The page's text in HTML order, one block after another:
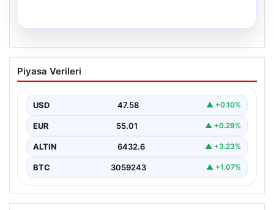
Merkez Bankası Nisan Ayı Faiz Kararını
Ne Zaman Açıklayacak? Ekonomistlerin
Türkiye Cumhuriyet Merkez Bankası (TCMB), Nisan ayı
düzenleyecek.…
Piyasa Verileri
USD 47.58 ▲ +0.10%
EUR 55.01 ▲ +0.29%
ALTIN 6432.6 ▲ +3.23%
BTC 3059243 ▲ +1.07%